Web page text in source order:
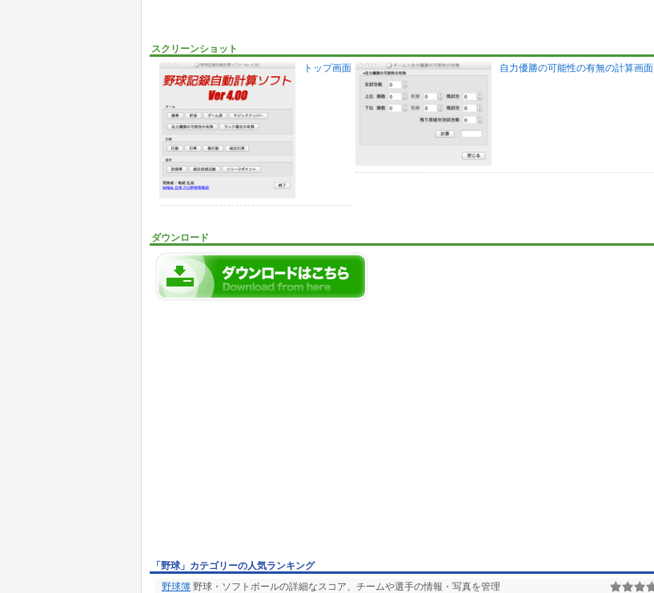
スクリーンショット
トップ画面
自力優勝の可能性の有無の計算画面
ダウンロード
「野球」カテゴリーの人気ランキング
野球簿 野球・ソフトボールの詳細なスコア、チームや選手の情報・写真を管理